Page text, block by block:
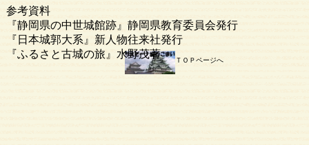
参考資料
『静岡県の中世城館跡』静岡県教育委員会発行
『日本城郭大系』新人物往来社発行
『ふるさと古城の旅』水野茂著
ＴＯＰページへ